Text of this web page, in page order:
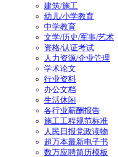
建筑/施工
幼儿/小学教育
中学教育
文学/历史/军事/艺术
资格/认证考试
人力资源/企业管理
学术论文
行业资料
办公文档
生活休闲
各行业薪酬报告
施工工程规范标准
人民日报党政读物
超万本最新电子书
数万应聘简历模板